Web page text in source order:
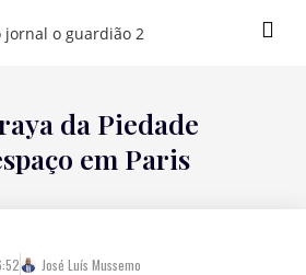
da Piedade
em Paris
José Luís Mussemo